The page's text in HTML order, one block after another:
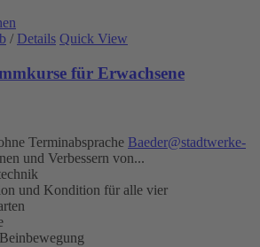
/ Details Quick View
für Erwachsene
Terminabsprache Baeder@stadtwerke-
und Verbessern von...
und Kondition für alle vier